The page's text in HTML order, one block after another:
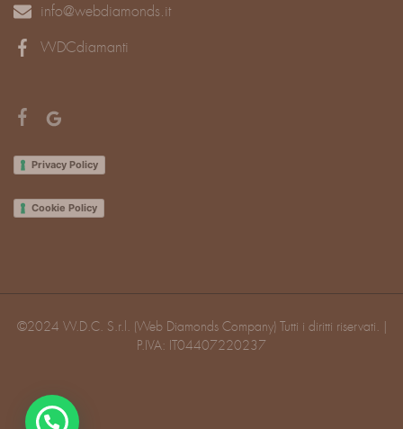
info@webdiamonds.it
WDCdiamanti
Privacy Policy
Cookie Policy
©2024 W.D.C. S.r.l. (Web Diamonds Company) Tutti i diritti riservati. |
P.IVA: IT04407220237